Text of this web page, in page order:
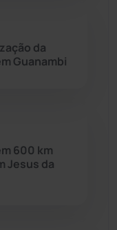
(96)
da
Guanambi
600 km
Jesus da